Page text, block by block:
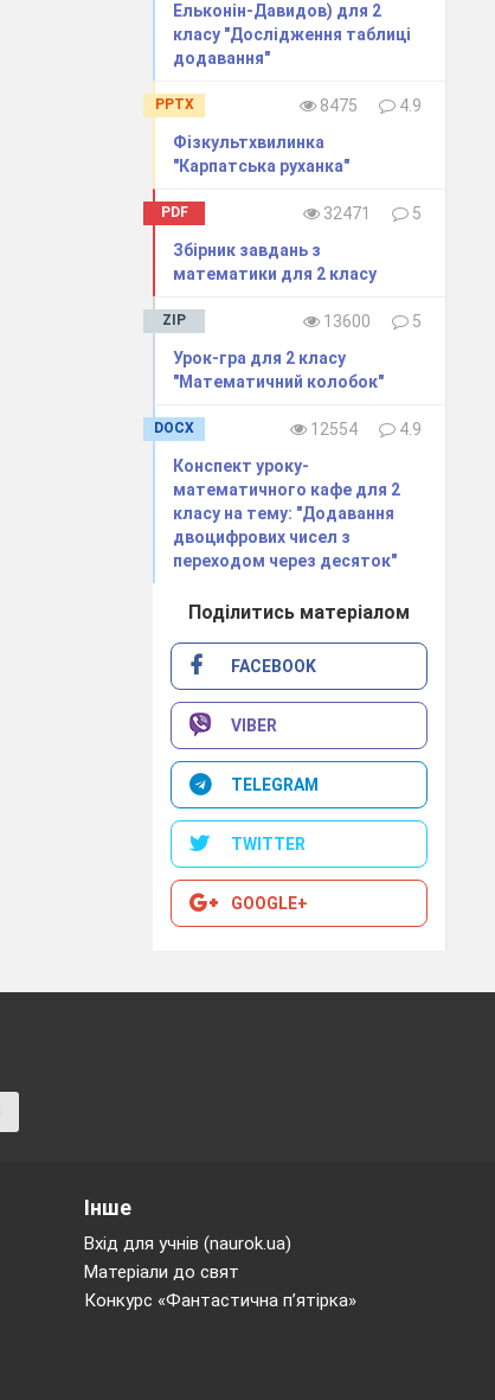
Ельконін-Давидов) для 2
класу "Дослідження таблиці
додавання"
PPTX 8475
4.9
Фізкультхвилинка
"Карпатська руханка"
PDF 32471
5
Збірник завдань з
математики для 2 класу
ZIP 13600
5
Урок-гра для 2 класу
"Математичний колобок"
DOCX 12554
4.9
Конспект уроку-
математичного кафе для 2
класу на тему: "Додавання
двоцифрових чисел з
переходом через десяток"
Поділитись матеріалом
FACEBOOK
VIBER
TELEGRAM
TWITTER
GOOGLE+
Інше
Вхід для учнів (naurok.ua)
Матеріали до свят
Конкурс «Фантастична п’ятірка»